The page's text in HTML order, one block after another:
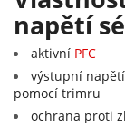
napětí
aktivní PFC
výstupní
pomocí trimru
ochrana proti